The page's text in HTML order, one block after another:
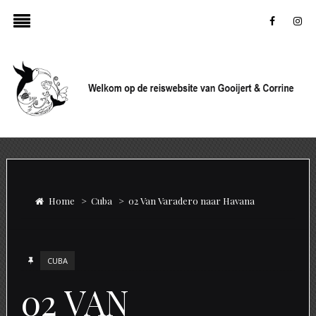
Home > Cuba > 02 Van Varadero naar Havana
CUBA
02 VAN